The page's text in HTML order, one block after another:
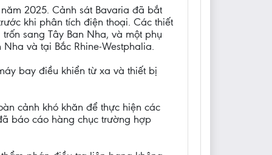
2025. Cảnh sát Bavaria đã bắt
khi phân tích điện thoại. Các thiết
sang Tây Ban Nha, và một phụ
và tại Bắc Rhine-Westphalia.
bay điều khiển từ xa và thiết bị
cảnh khó khăn để thực hiện các
báo cáo hàng chục trường hợp